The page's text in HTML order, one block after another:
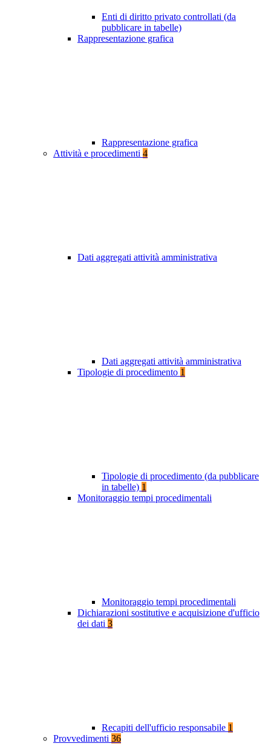
Enti di diritto privato controllati (da
pubblicare in tabelle)
Rappresentazione grafica
Rappresentazione grafica
Attività e procedimenti 4
Dati aggregati attività amministrativa
Dati aggregati attività amministrativa
Tipologie di procedimento 1
Tipologie di procedimento (da pubblicare
in tabelle) 1
Monitoraggio tempi procedimentali
Monitoraggio tempi procedimentali
Dichiarazioni sostitutive e acquisizione d'ufficio
dei dati 3
Recapiti dell'ufficio responsabile 1
Provvedimenti 36